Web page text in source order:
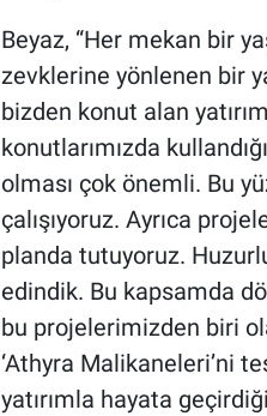
Beyaz, “Her mekan bir
zevklerine yönlenen bir
bizden konut alan
konutlarımızda
olması çok önemli. Bu
çalışıyoruz. Ayrıca
planda tutuyoruz.
edindik. Bu kapsamda
bu projelerimizden biri
‘Athyra Malikaneleri’ni
yatırımla hayata